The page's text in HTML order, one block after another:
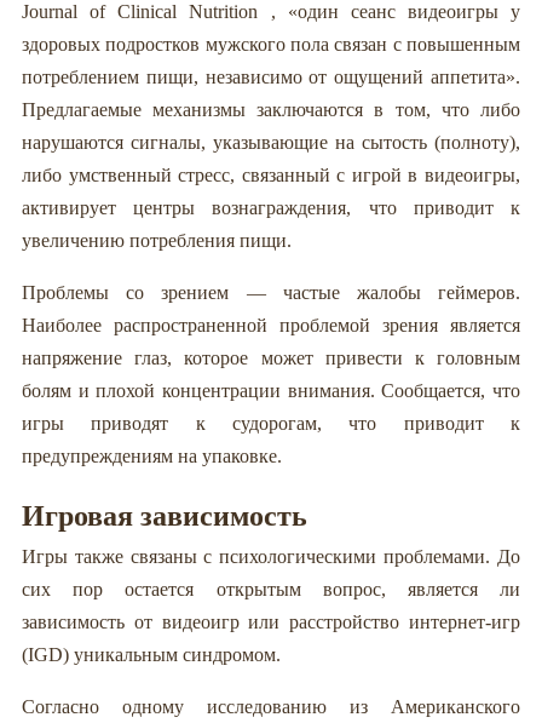
Journal of Clinical Nutrition , «один сеанс видеоигры у
здоровых подростков мужского пола связан с повышенным
потреблением пищи, независимо от ощущений аппетита».
Предлагаемые механизмы заключаются в том, что либо
нарушаются сигналы, указывающие на сытость (полноту),
либо умственный стресс, связанный с игрой в видеоигры,
активирует центры вознаграждения, что приводит к
увеличению потребления пищи.
Проблемы со зрением — частые жалобы геймеров.
Наиболее распространенной проблемой зрения является
напряжение глаз, которое может привести к головным
болям и плохой концентрации внимания. Сообщается, что
игры приводят к судорогам, что приводит к
предупреждениям на упаковке.
Игровая зависимость
Игры также связаны с психологическими проблемами. До
сих пор остается открытым вопрос, является ли
зависимость от видеоигр или расстройство интернет-игр
(IGD) уникальным синдромом.
Согласно одному исследованию из Американского